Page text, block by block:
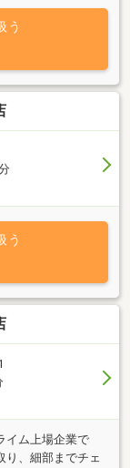
う
う
イム上場企業で
り、細部までチェ